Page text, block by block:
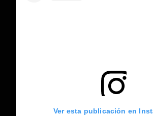
Ver esta publicación en